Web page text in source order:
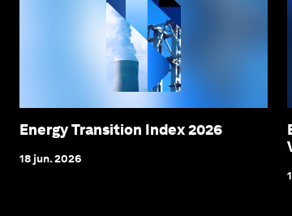
Energy Transition Index 2026
18 jun. 2026